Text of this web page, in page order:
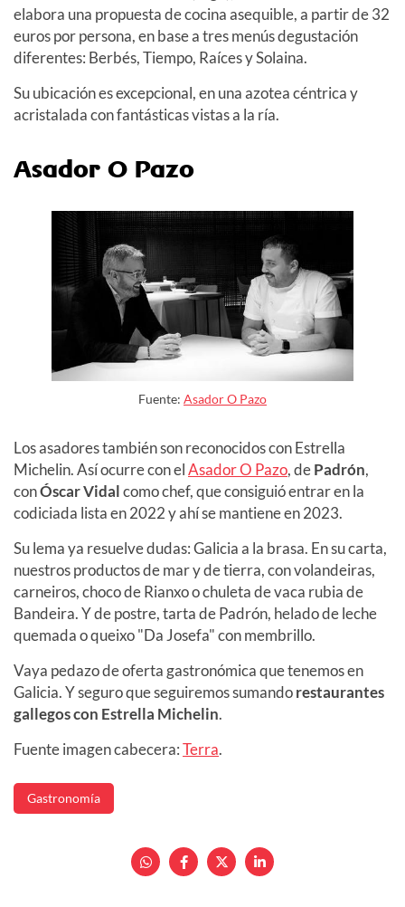
elabora una propuesta de cocina asequible, a partir de 32
euros por persona, en base a tres menús degustación
diferentes: Berbés, Tiempo, Raíces y Solaina.
Su ubicación es excepcional, en una azotea céntrica y
acristalada con fantásticas vistas a la ría.
Asador O Pazo
Fuente: Asador O Pazo
Los asadores también son reconocidos con Estrella
Michelin. Así ocurre con elAsador O Pazo, dePadrón,
conÓscar Vidalcomo chef, que consiguió entrar en la
codiciada lista en 2022 y ahí se mantiene en 2023.
Su lema ya resuelve dudas: Galicia a la brasa. En su carta,
nuestros productos de mar y de tierra, con volandeiras,
carneiros, choco de Rianxo o chuleta de vaca rubia de
Bandeira. Y de postre, tarta de Padrón, helado de leche
quemada o queixo "Da Josefa" con membrillo.
Vaya pedazo de oferta gastronómica que tenemos en
Galicia. Y seguro que seguiremos sumandorestaurantes
gallegos con Estrella Michelin.
Fuente imagen cabecera:Terra.
Gastronomía